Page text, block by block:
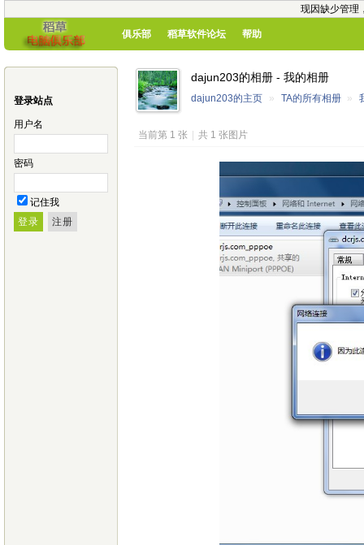
现因缺少管理
俱乐部 稻草软件论坛 帮助
登录站点
用户名
密码
记住我
dajun203的相册 - 我的相册
dajun203的主页 » TA的所有相册 »
当前第 1 张 共 1 张图片